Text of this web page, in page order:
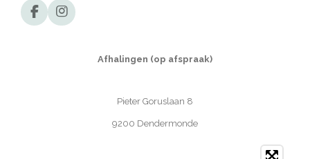
F
a
I
n
Afhalingen (op afspraak)
Pieter Goruslaan 8
9200 Dendermonde